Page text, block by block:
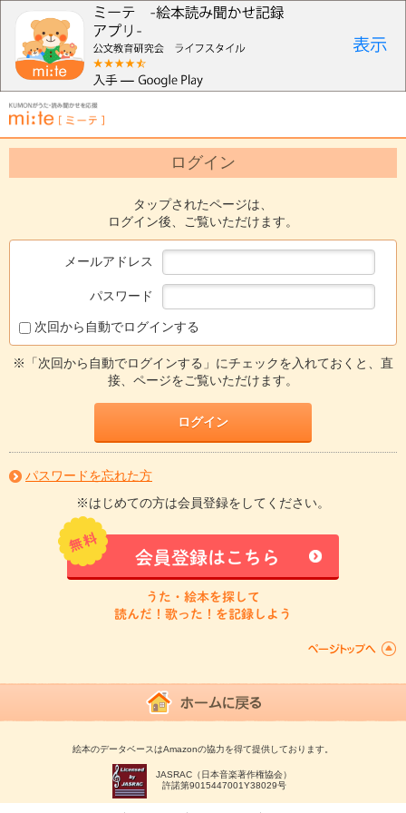
ログイン
タップされたページは、
ログイン後、ご覧いただけます。
メールアドレス
パスワード
次回から自動でログインする
※「次回から自動でログインする」にチェックを入れておくと、直
接、ページをご覧いただけます。
ログイン
パスワードを忘れた方
※はじめての方は会員登録をしてください。
会員登録はこちら
うた・絵本を探して
読んだ！歌った！を記録しよう
絵本のデータベースはAmazonの協力を得て提供しております。
JASRAC（日本音楽著作権協会）
許諾第9015447001Y38029号